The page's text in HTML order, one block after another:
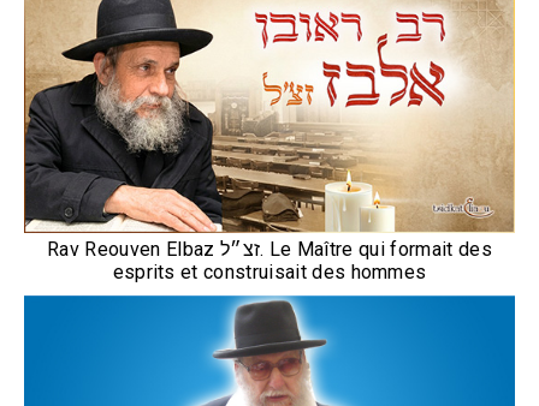
Rav Reouven Elbaz זצ״ל. Le Maître qui formait des
esprits et construisait des hommes